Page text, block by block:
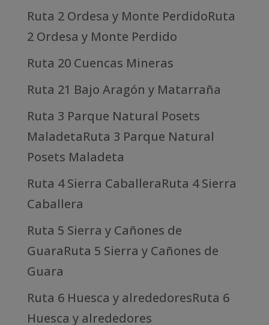
Ruta 2 Ordesa y Monte PerdidoRuta
2 Ordesa y Monte Perdido
Ruta 20 Cuencas Mineras
Ruta 21 Bajo Aragón y Matarraña
Ruta 3 Parque Natural Posets
MaladetaRuta 3 Parque Natural
Posets Maladeta
Ruta 4 Sierra CaballeraRuta 4 Sierra
Caballera
Ruta 5 Sierra y Cañones de
GuaraRuta 5 Sierra y Cañones de
Guara
Ruta 6 Huesca y alrededoresRuta 6
Huesca y alrededores